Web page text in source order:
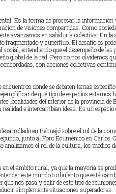
Es la forma de procesar la
de visiones compartidas. Como
avanzamos en sabiduría colectiva. En
fragmentado y superfluo. El desafío es
entendiendo que el desempeño de
global de la red. Pero no nos olvidemos
son acciones colectivas
donde se debaten temas
de qué tipo de espacios estamos
localidades del interior de la provincia de
e intercambian ideas. Es un
en Pehuajó sobre el rol de la
junto al Foro Ecuménico en Carlos
analizamos el rol de la cultura, los medios
en el ámbito rural, ya que la mayoría se
este mundo turbulento que está
qué nos pasa y salir de este tipo de
simplemente situaciones superadoras.